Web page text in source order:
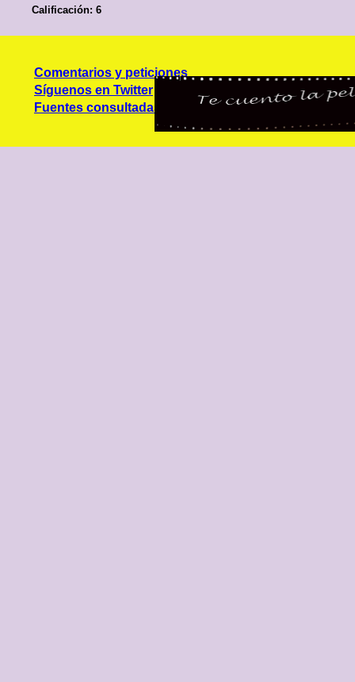
Calificación: 6
Comentarios y peticiones
Síguenos en Twitter
Fuentes consultadas